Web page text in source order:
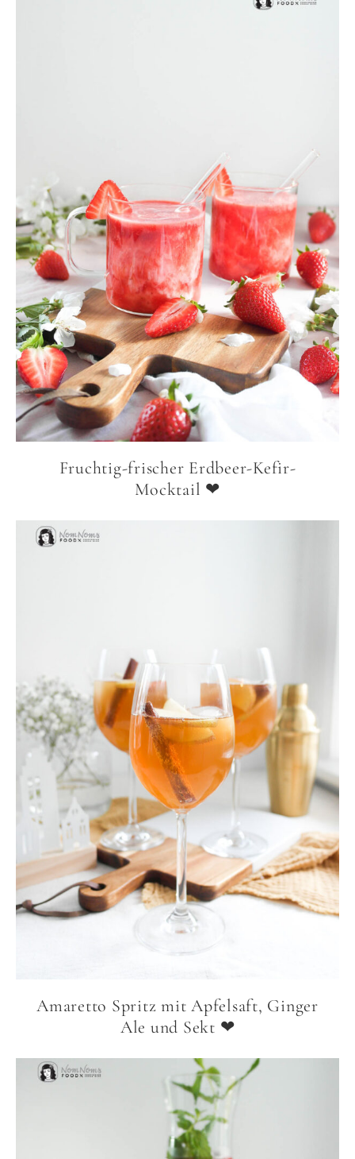
Fruchtig-frischer Erdbeer-Kefir-
Mocktail ❤
Amaretto Spritz mit Apfelsaft, Ginger
Ale und Sekt ❤